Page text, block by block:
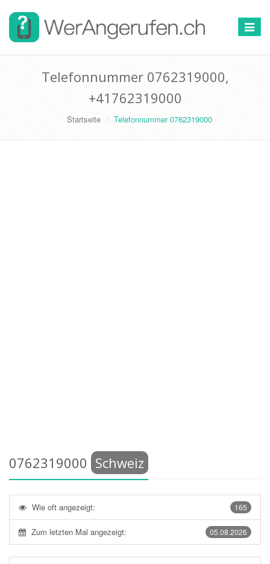
Toggle
Telefonnummer 0762319000,
+41762319000
Startseite Telefonnummer 0762319000
0762319000 Schweiz
165
Wie oft angezeigt:
05.08.2026
Zum letzten Mal angezeigt: